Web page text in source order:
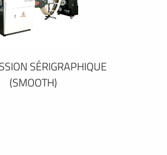
SÉRIGRAPHIQUE
(SMOOTH)